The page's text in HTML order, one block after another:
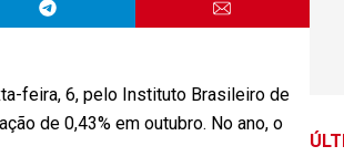
feira, 6, pelo Instituto Brasileiro de
de 0,43% em outubro. No ano, o